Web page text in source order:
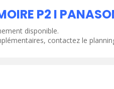
P2 I
disponible.
contactez le